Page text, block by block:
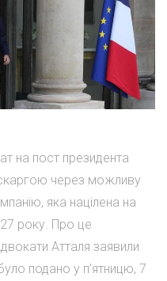
на пост президента
скаргою через можливу
яка націлена на
року. Про це
Атталя заявили
подано у п'ятницю, 7